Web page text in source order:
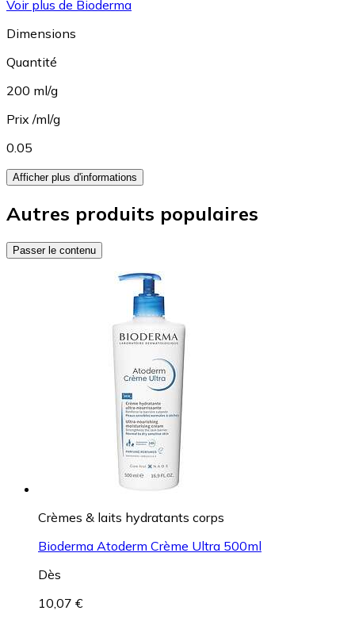
Voir plus de Bioderma
Dimensions
Quantité
200 ml/g
Prix /ml/g
0.05
Afficher plus d'informations
Autres produits populaires
Passer le contenu
Crèmes & laits hydratants corps
Bioderma Atoderm Crème Ultra 500ml
Dès
10,07 €